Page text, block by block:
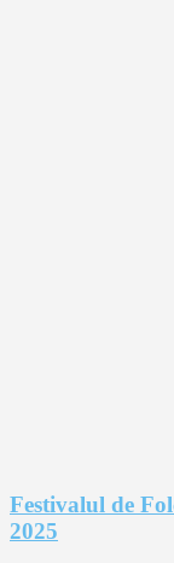
Festivalul de
2025